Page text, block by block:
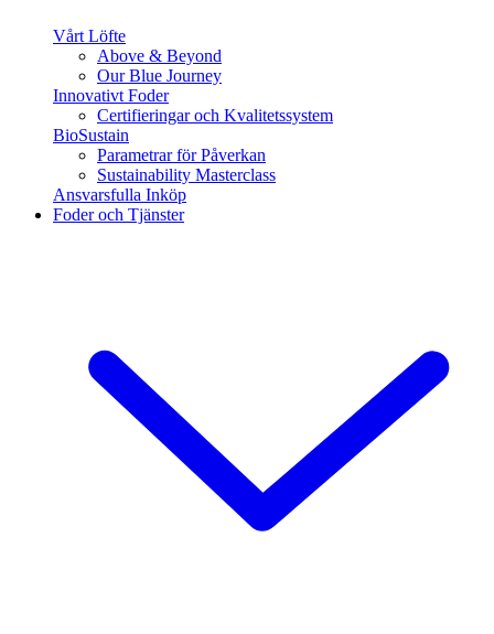
Vårt Löfte
Above & Beyond
Our Blue Journey
Innovativt Foder
Certifieringar och Kvalitetssystem
BioSustain
Parametrar för Påverkan
Sustainability Masterclass
Ansvarsfulla Inköp
Foder och Tjänster